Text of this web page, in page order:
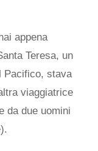
appena
Teresa, un
Pacifico, stava
viaggiatrice
da due uomini